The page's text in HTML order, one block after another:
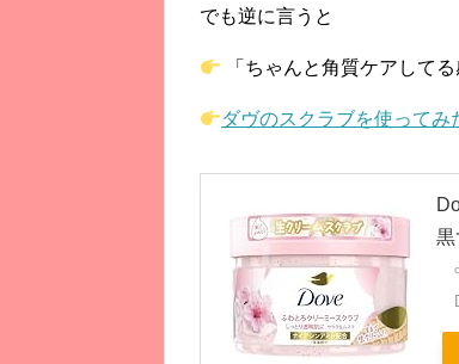
でも逆に言うと
「ちゃんと角質ケアして
ダヴのスクラブを使ってみ
黒